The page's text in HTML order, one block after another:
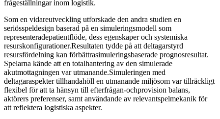
frågeställningar inom logistik.
Som en vidareutveckling utforskade den andra studien en
seriösspeldesign baserad på en simuleringsmodell som
representeradepatientflöde, dess egenskaper och systemiska
resurskonfigurationer.Resultaten tydde på att deltagarstyrd
resursfördelning kan förbättrasimuleringsbaserade prognosresultat.
Spelarna kände att en totalhantering av den simulerade
akutmottagningen var utmanande.Simuleringen med
deltagaraspekter tillhandahöll en utmanande miljösom var tillräckligt
flexibel för att ta hänsyn till efterfrågan-ochprovision balans,
aktörers preferenser, samt användande av relevantspelmekanik för
att reflektera logistiska aspekter.